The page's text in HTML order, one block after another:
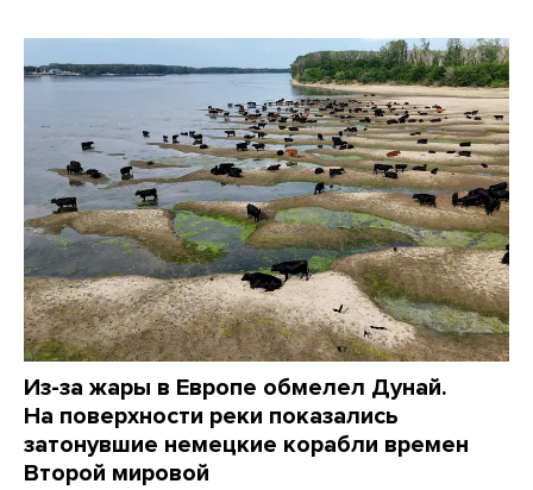
Из-за жары в Европе обмелел Дунай.
На поверхности реки показались
затонувшие немецкие корабли времен
Второй мировой